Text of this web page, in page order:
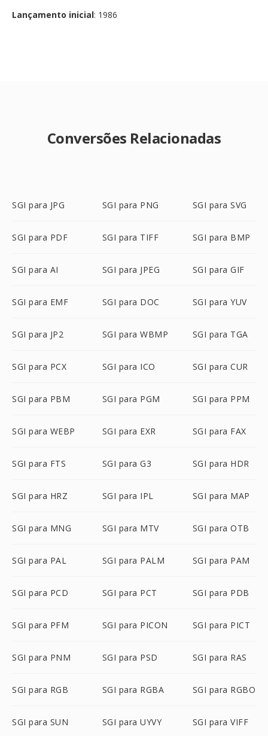
Lançamento inicial: 1986
Conversões Relacionadas
SGI para JPG SGI para PNG SGI para SVG
SGI para PDF SGI para TIFF SGI para BMP
SGI para AI SGI para JPEG SGI para GIF
SGI para EMF SGI para DOC SGI para YUV
SGI para JP2 SGI para WBMP SGI para TGA
SGI para PCX SGI para ICO SGI para CUR
SGI para PBM SGI para PGM SGI para PPM
SGI para WEBP SGI para EXR SGI para FAX
SGI para FTS SGI para G3 SGI para HDR
SGI para HRZ SGI para IPL SGI para MAP
SGI para MNG SGI para MTV SGI para OTB
SGI para PAL SGI para PALM SGI para PAM
SGI para PCD SGI para PCT SGI para PDB
SGI para PFM SGI para PICON SGI para PICT
SGI para PNM SGI para PSD SGI para RAS
SGI para RGB SGI para RGBA SGI para RGBO
SGI para SUN SGI para UYVY SGI para VIFF